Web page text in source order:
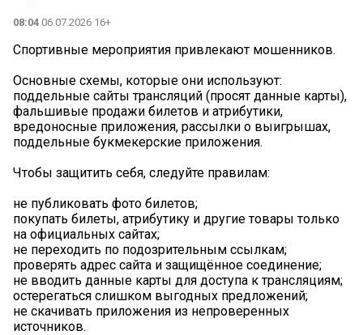
08:04 06.07.2026 16+
Спортивные мероприятия привлекают мошенников.
Основные схемы, которые они используют:
поддельные сайты трансляций (просят данные карты),
фальшивые продажи билетов и атрибутики,
вредоносные приложения, рассылки о выигрышах,
поддельные букмекерские приложения.
Чтобы защитить себя, следуйте правилам:
️не публиковать фото билетов;
️покупать билеты, атрибутику и другие товары только
на официальных сайтах;
️не переходить по подозрительным ссылкам;
️проверять адрес сайта и защищённое соединение;
️не вводить данные карты для доступа к трансляциям;
️остерегаться слишком выгодных предложений;
️не скачивать приложения из непроверенных
источников.